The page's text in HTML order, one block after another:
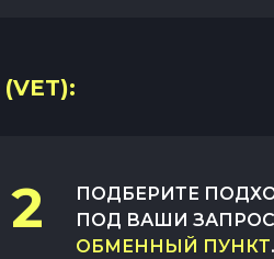
2
ПОДБЕРИТЕ
ПОД ВАШИ
ОБМЕННЫЙ ПУНКТ.